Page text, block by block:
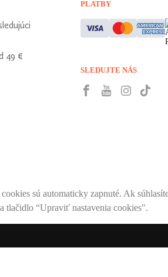
49 €
PLATBY
SLEDUJTE NÁS
sú automaticky zapnuté. Ak
tlačidlo “Upraviť nastavenia cookies".